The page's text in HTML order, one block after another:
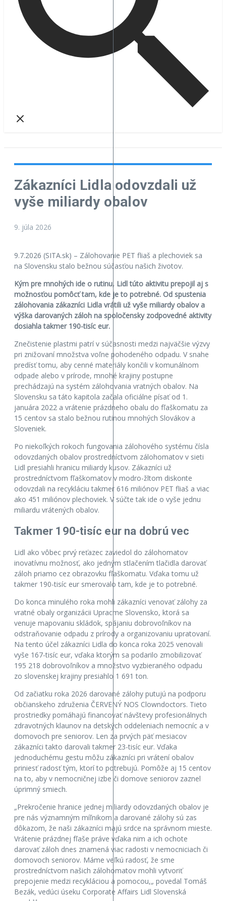
Zákazníci Lidla odovzdali už
vyše miliardy obalov
9. júla 2026
9.7.2026 (SITA.sk) – Zálohovanie PET fliaš a plechoviek sa
na Slovensku stalo bežnou súčasťou našich životov.
Kým pre mnohých ide o rutinu, Lidl túto aktivitu prepojil aj s
možnosťou pomôcť tam, kde je to potrebné. Od spustenia
zálohovania zákazníci Lidla vrátili už vyše miliardy obalov a
výška darovaných záloh na spoločensky zodpovedné aktivity
dosiahla takmer 190-tisíc eur.
Znečistenie plastmi patrí v súčasnosti medzi najväčšie výzvy
pri znižovaní množstva voľne pohodeného odpadu. V snahe
predísť tomu, aby cenné materiály končili v komunálnom
odpade alebo v prírode, mnohé krajiny postupne
prechádzajú na systém zálohovania vratných obalov. Na
Slovensku sa táto kapitola začala oficiálne písať od 1.
januára 2022 a vrátenie prázdneho obalu do fľaškomatu za
15 centov sa stalo bežnou rutinou mnohých Slovákov a
Sloveniek.
Po niekoľkých rokoch fungovania zálohového systému čísla
odovzdaných obalov prostredníctvom zálohomatov v sieti
Lidl presiahli hranicu miliardy kusov. Zákazníci už
prostredníctvom fľaškomatov v modro-žltom diskonte
odovzdali na recykláciu takmer 616 miliónov PET fliaš a viac
ako 451 miliónov plechoviek. V súčte tak ide o vyše jednu
miliardu vrátených obalov.
Takmer 190-tisíc eur na dobrú vec
Lidl ako vôbec prvý reťazec zaviedol do zálohomatov
inovatívnu možnosť, ako jedným stlačením tlačidla darovať
záloh priamo cez obrazovku fľaškomatu. Vďaka tomu už
takmer 190-tisíc eur smerovalo tam, kde je to potrebné.
Do konca minulého roka mohli zákazníci venovať zálohy za
vratné obaly organizácii Upracme Slovensko, ktorá sa
venuje mapovaniu skládok, spájaniu dobrovoľníkov na
odstraňovanie odpadu z prírody a organizovaniu upratovaní.
Na tento účel zákazníci Lidla do konca roka 2025 venovali
vyše 167-tisíc eur, vďaka ktorým sa podarilo zmobilizovať
195 218 dobrovoľníkov a množstvo vyzbieraného odpadu
zo slovenskej krajiny presiahlo 1 691 ton.
Od začiatku roka 2026 darované zálohy putujú na podporu
občianskeho združenia ČERVENÝ NOS Clowndoctors. Tieto
prostriedky pomáhajú financovať návštevy profesionálnych
zdravotných klaunov na detských oddeleniach nemocníc a v
domovoch pre seniorov. Len za prvých päť mesiacov
zákazníci takto darovali takmer 23-tisíc eur. Vďaka
jednoduchému gestu môžu zákazníci pri vrátení obalov
priniesť radosť tým, ktorí to potrebujú. Pomôže aj 15 centov
na to, aby v nemocničnej izbe či domove seniorov zaznel
úprimný smiech.
„Prekročenie hranice jednej miliardy odovzdaných obalov je
pre nás významným míľnikom a darované zálohy sú zas
dôkazom, že naši zákazníci majú srdce na správnom mieste.
Vrátenie prázdnej fľaše práve vďaka nim a ich ochote
darovať záloh dnes znamená viac radosti v nemocniciach či
domovoch seniorov. Máme veľkú radosť, že sme
prostredníctvom našich zálohomatov mohli vytvoriť
prepojenie medzi recykláciou a pomocou,„ povedal Tomáš
Bezák, vedúci úseku Corporate Affairs Lidl Slovenská